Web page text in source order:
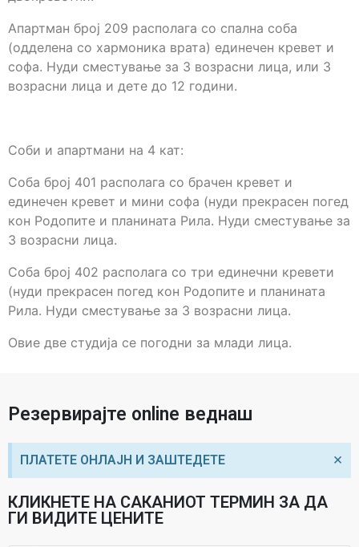
Апартман број 209 располага со спална соба
(одделена со хармоника врата) единечен кревет и
софа. Нуди сместување за 3 возрасни лица, или 3
возрасни лица и дете до 12 години.
Соби и апартмани на 4 кат:
Соба број 401 располага со брачен кревет и
единечен кревет и мини софа (нуди прекрасен погед
кон Родопите и планината Рила. Нуди сместување за
3 возрасни лица.
Соба број 402 располага со три единечни кревети
(нуди прекрасен погед кон Родопите и планината
Рила. Нуди сместување за 3 возрасни лица.
Овие две студија се погодни за млади лица.
Резервирајте online веднаш
ПЛАТЕТЕ ОНЛАЈН И ЗАШТЕДЕТЕ ×
КЛИКНЕТЕ НА САКАНИОТ ТЕРМИН ЗА ДА
ГИ ВИДИТЕ ЦЕНИТЕ